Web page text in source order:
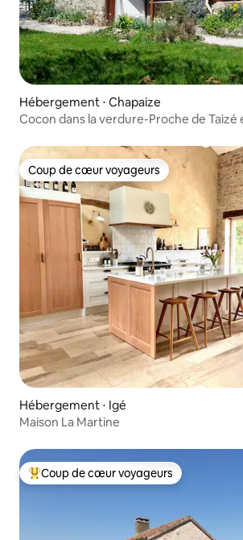
Hébergement ⋅ Chapaize
Cocon dans la verdure-Proche de Taizé
Coup de cœur voyageurs
Coup de cœur voyageurs
Hébergement ⋅ Igé
Maison La Martine
Coups de cœur voyageurs les plus
Coup de cœur voyageurs